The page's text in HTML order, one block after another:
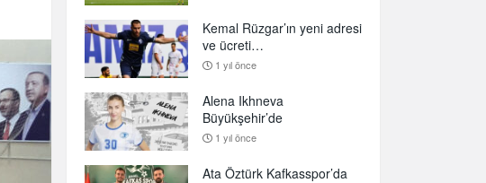
Kemal Rüzgar’ın yeni adresi
ve ücreti…
1 yıl önce
Alena Ikhneva
Büyükşehir’de
1 yıl önce
Ata Öztürk Kafkasspor’da